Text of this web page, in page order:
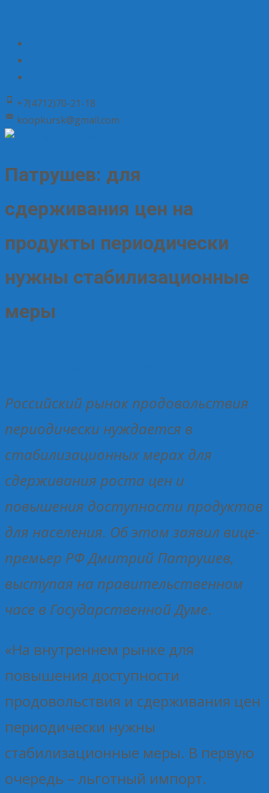
+7(4712)70-21-18
koopkursk@gmail.com
Патрушев: для
сдерживания цен на
продукты периодически
нужны стабилизационные
меры
Российский рынок продовольствия
периодически нуждается в
стабилизационных мерах для
сдерживания роста цен и
повышения доступности продуктов
для населения. Об этом заявил вице-
премьер РФ Дмитрий Патрушев,
выступая на правительственном
часе в Государственной Думе.
«На внутреннем рынке для
повышения доступности
продовольствия и сдерживания цен
периодически нужны
стабилизационные меры. В первую
очередь – льготный импорт.